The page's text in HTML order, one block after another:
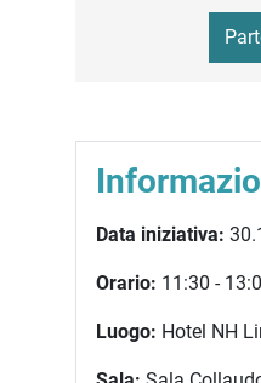
Data iniziativa:
Orario: 11:30 -
Luogo: Hotel NH